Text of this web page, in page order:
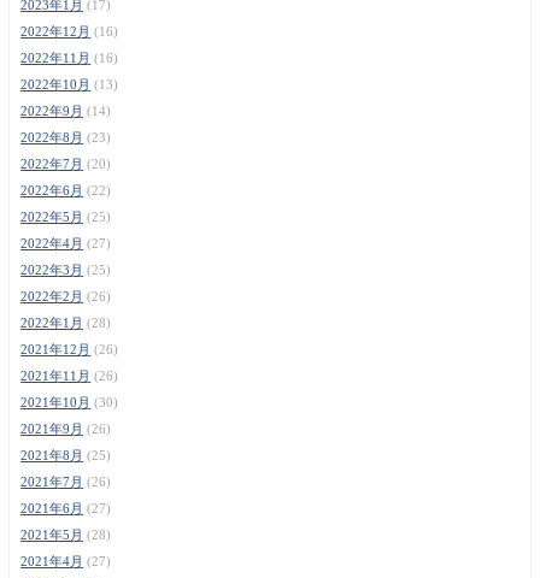
2023年1月 (17)
2022年12月 (16)
2022年11月 (16)
2022年10月 (13)
2022年9月 (14)
2022年8月 (23)
2022年7月 (20)
2022年6月 (22)
2022年5月 (25)
2022年4月 (27)
2022年3月 (25)
2022年2月 (26)
2022年1月 (28)
2021年12月 (26)
2021年11月 (26)
2021年10月 (30)
2021年9月 (26)
2021年8月 (25)
2021年7月 (26)
2021年6月 (27)
2021年5月 (28)
2021年4月 (27)